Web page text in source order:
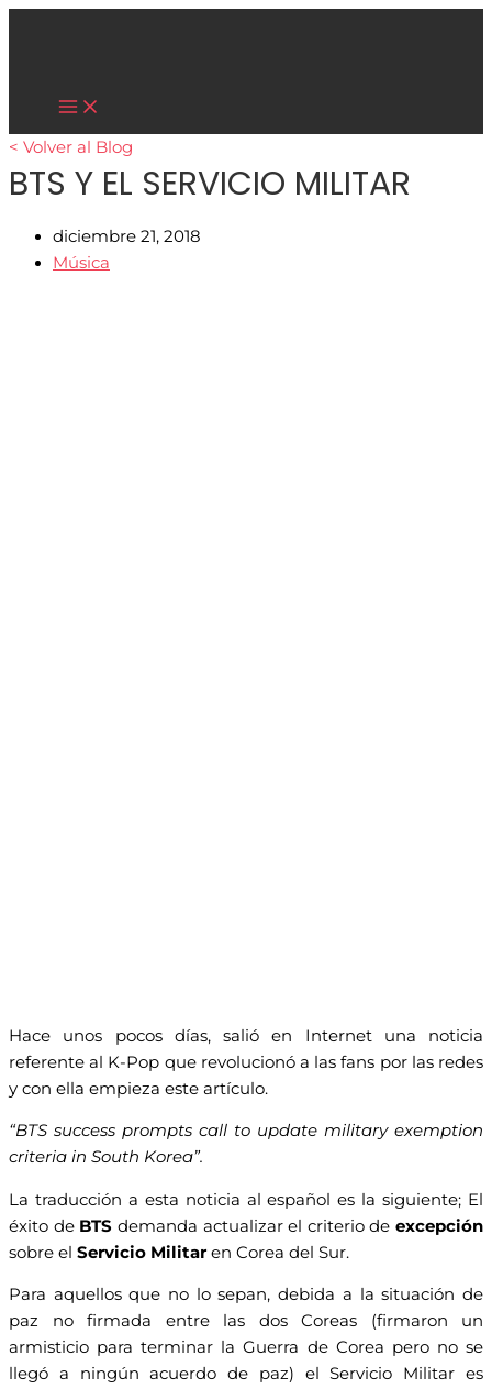
Ir
Main
< Volver al Blog
BTS Y EL SERVICIO MILITAR
diciembre 21, 2018
Música
Hace unos pocos días, salió en Internet una noticia
referente al K-Pop que revolucionó a las fans por las redes
y con ella empieza este artículo.
“BTS success prompts call to update military exemption
criteria in South Korea”.
La traducción a esta noticia al español es la siguiente; El
éxito de BTS demanda actualizar el criterio de excepción
sobre el Servicio Militaren Corea del Sur.
Para aquellos que no lo sepan, debida a la situación de
paz no firmada entre las dos Coreas (firmaron un
armisticio para terminar la Guerra de Corea pero no se
llegó a ningún acuerdo de paz) el Servicio Militar es